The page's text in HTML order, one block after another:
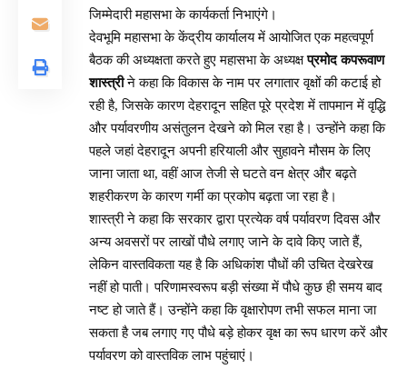
जिम्मेदारी महासभा के कार्यकर्ता निभाएंगे।
देवभूमि महासभा के केंद्रीय कार्यालय में आयोजित एक महत्वपूर्ण
बैठक की अध्यक्षता करते हुए महासभा के अध्यक्षप्रमोद कपरूवाण
शास्त्रीने कहा कि विकास के नाम पर लगातार वृक्षों की कटाई हो
रही है, जिसके कारण देहरादून सहित पूरे प्रदेश में तापमान में वृद्धि
और पर्यावरणीय असंतुलन देखने को मिल रहा है। उन्होंने कहा कि
पहले जहां देहरादून अपनी हरियाली और सुहावने मौसम के लिए
जाना जाता था, वहीं आज तेजी से घटते वन क्षेत्र और बढ़ते
शहरीकरण के कारण गर्मी का प्रकोप बढ़ता जा रहा है।
शास्त्री ने कहा कि सरकार द्वारा प्रत्येक वर्ष पर्यावरण दिवस और
अन्य अवसरों पर लाखों पौधे लगाए जाने के दावे किए जाते हैं,
लेकिन वास्तविकता यह है कि अधिकांश पौधों की उचित देखरेख
नहीं हो पाती। परिणामस्वरूप बड़ी संख्या में पौधे कुछ ही समय बाद
नष्ट हो जाते हैं। उन्होंने कहा कि वृक्षारोपण तभी सफल माना जा
सकता है जब लगाए गए पौधे बड़े होकर वृक्ष का रूप धारण करें और
पर्यावरण को वास्तविक लाभ पहुंचाएं।